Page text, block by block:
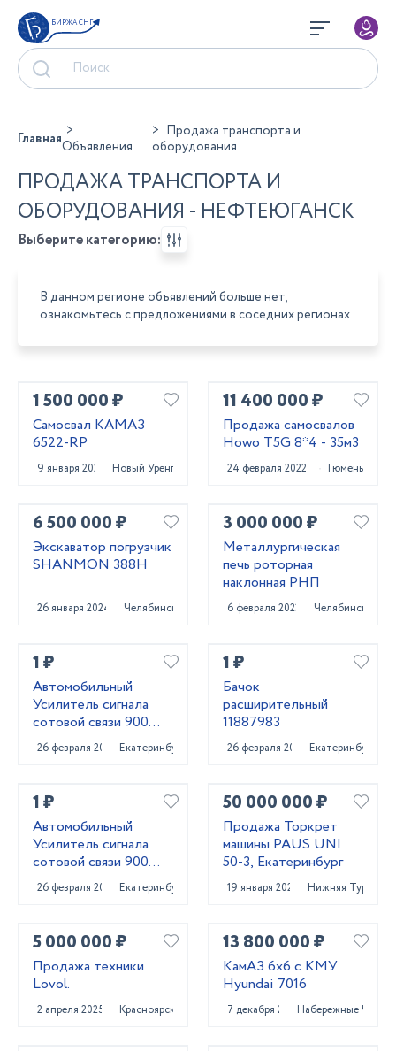
БИРЖА СНГ
ГлавнаяОбъявления
Продажа транспорта и
оборудования
ПРОДАЖА ТРАНСПОРТА И
ОБОРУДОВАНИЯ - НЕФТЕЮГАНСК
Выберите категорию:
В данном регионе объявлений больше нет,
ознакомьтесь с предложениями в соседних регионах
1 500 000 ₽
Самосвал КАМАЗ
6522-RP
9 января 2025 Новый Уренгой
11 400 000 ₽
Продажа самосвалов
Howo T5G 8*4 - 35м3
24 февраля 2022 Тюмень
6 500 000 ₽
Экскаватор погрузчик
SHANMON 388H
26 января 2024 Челябинск
3 000 000 ₽
Металлургическая
печь роторная
наклонная РНП
6 февраля 2023 Челябинск
1 ₽
Автомобильный
Усилитель сигнала
сотовой связи 900
MHZ + 1800 MHZ +
2,3,4 G
26 февраля 2022 Екатеринбург
1 ₽
Бачок
расширительный
11887983
26 февраля 2022 Екатеринбург
1 ₽
Автомобильный
Усилитель сигнала
сотовой связи 900
MHZ
26 февраля 2022 Екатеринбург
50 000 000 ₽
Продажа Торкрет
машины PAUS UNI
50-3, Екатеринбург
19 января 2023 Нижняя Тура
5 000 000 ₽
Продажа техники
Lovol.
2 апреля 2025 Красноярск
13 800 000 ₽
КамАЗ 6x6 с КМУ
Hyundai 7016
7 декабря 2023Набережные Челны